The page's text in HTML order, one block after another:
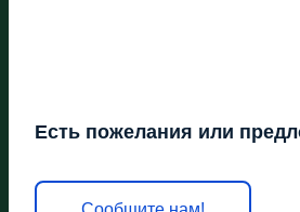
Есть пожелания или